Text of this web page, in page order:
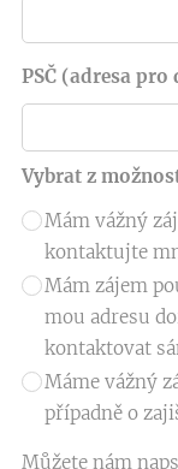
PSČ (adresa
Vybrat z
Mám vážný
kontaktujte
Mám zájem
mou adresu
kontaktovat
Máme vážný
případně o
Můžete nám